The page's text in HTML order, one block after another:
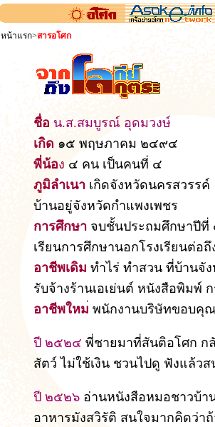
หน้าแรก>สารอโศก
ชื่อ น.ส.สมบูรณ์ อุดมวงษ์
เกิด ๑๕ พฤษภาคม ๒๔๙๔
พี่น้อง ๔ คน เป็นคนที่ ๔
ภูมิลำเนา เกิดจังหวัดนครสวรรค์
บ้านอยู่จังหวัดกำแพงเพชร
การศึกษา จบชั้นประถมศึกษาปีที่
เรียนการศึกษานอกโรงเรียนต่อ
อาชีพเดิม ทำไร่ ทำสวน ที่บ้านจั
รับจ้างร้านเอเย่นต์ หนังสือพิมพ์ ก
อาชีพใหม พนักงานบริษัทขอบคุ
ปี ๒๕๒๔ พี่ชายมาที่สันติอโศก ก
สัตว์ ไม่ใช้เงิน ชวนไปดู ฟังแล้ว
ปี ๒๕๒๖ อ่านหนังสือหมอชาวบ้
อาหารมังสวิรัติ สนใจมากคิดว่า